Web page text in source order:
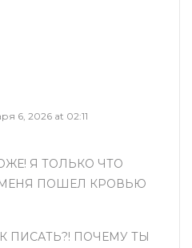
6, 2026 at 02:11
Я ТОЛЬКО ЧТО
ПОШЕЛ КРОВЬЮ
ПИСАТЬ?! ПОЧЕМУ ТЫ